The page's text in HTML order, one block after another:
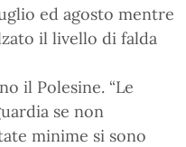
ed agosto mentre
il livello di falda
il Polesine. “Le
se non
minime si sono